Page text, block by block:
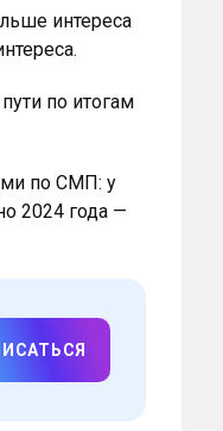
интереса
по итогам
по СМП: у
2024 года —